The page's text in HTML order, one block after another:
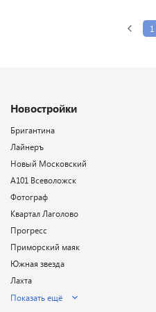
1
Новостройки
Бригантина
Лайнеръ
Новый Московский
А101 Всеволожск
Фотограф
Квартал Лаголово
Прогресс
Приморский маяк
Южная звезда
Лахта
Показать ещё